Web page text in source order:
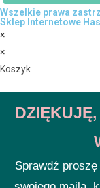
Wszelkie prawa
Sklep Internetowe
×
×
Koszyk
Sprawdź